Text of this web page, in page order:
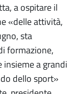
a ospitare il
«delle attività,
sta
formazione,
a grandi
dello sport»